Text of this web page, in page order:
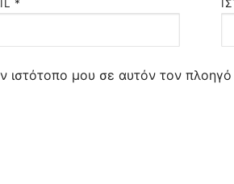
*
ιστότοπο μου σε αυτόν τον